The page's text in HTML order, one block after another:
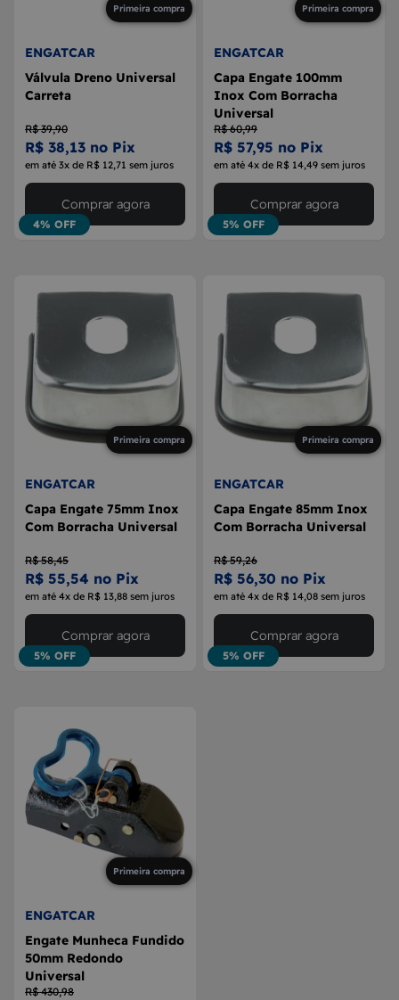
Primeira compra
ENGATCAR
Válvula Dreno Universal
Carreta
R$ 39,90
R$ 38,13 no Pix
em até 3x de R$ 12,71 sem juros
4% OFF
Comprar agora
Primeira compra
ENGATCAR
Capa Engate 100mm
Inox Com Borracha
Universal
R$ 60,99
R$ 57,95 no Pix
em até 4x de R$ 14,49 sem juros
5% OFF
Comprar agora
Primeira compra
ENGATCAR
Capa Engate 75mm Inox
Com Borracha Universal
R$ 58,45
R$ 55,54 no Pix
em até 4x de R$ 13,88 sem juros
5% OFF
Comprar agora
Primeira compra
ENGATCAR
Capa Engate 85mm Inox
Com Borracha Universal
R$ 59,26
R$ 56,30 no Pix
em até 4x de R$ 14,08 sem juros
5% OFF
Comprar agora
Primeira compra
ENGATCAR
Engate Munheca Fundido
50mm Redondo
Universal
R$ 430,98